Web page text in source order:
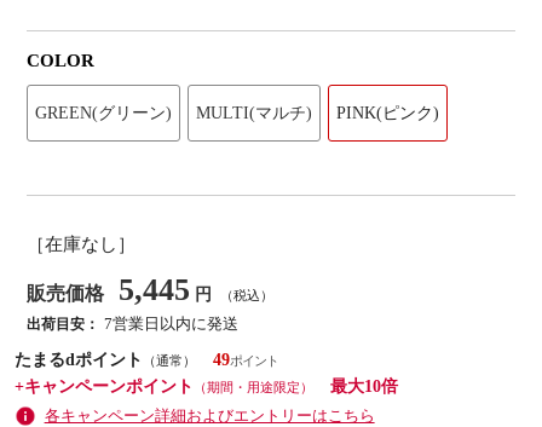
COLOR
GREEN(グリーン) MULTI(マルチ) PINK(ピンク)
［在庫なし］
販売価格 5,445 円 （税込）
出荷目安： 7営業日以内に発送
たまるdポイント
（通常）
49
+キャンペーンポイント
（期間・用途限定）
最大10倍
各キャンペーン詳細およびエントリーはこちら